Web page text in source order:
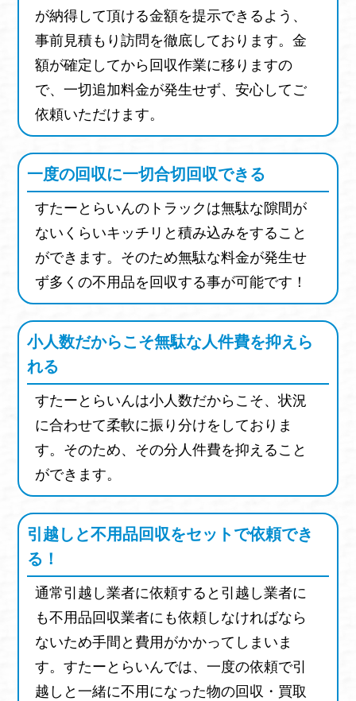
クリスタルケース OAラック
丸テーブル
コーナースツール デスクワゴン
アームレスチェア お祝いの花
観葉植物
機密文書 ゴンドラ
ガラスショーケース ショッピングカート
カゴ 棚式ワゴン 棚下照明 スリムネット
スタンド 販促用什器 ディスプレイラック
ワゴン ハンガー マネキン 台車 倉庫ラック
案内板 カタログスタンド
メニュースタンド ミラー フィッティング
回転什器 業務用冷蔵庫 製氷機 厨房機器
アイスケース
フラワーキーパー 券売機
コールドテーブル 対面ショーケース
ネタケース
冷蔵ショーケース ガスレンジ
吊戸棚 空気清浄機（除湿器・加湿器）
卓上ミシン
ドライヤー
介護ベッド 照明器具 蛍光灯 電気スタンド
座椅子
折り畳みベッド
パイプベッド
ロフトベッド 婚礼ダンス 衣装ケース
鏡台
キッチンワゴン スチールラック 座卓
ちゃぶ台 レンジ台 学習机 カーペット
が納得して頂ける金額を提示できるよう、
事前見積もり訪問を徹底しております。金
額が確定してから回収作業に移りますの
で、一切追加料金が発生せず、安心してご
依頼いただけます。
一度の回収に一切合切回収できる
すたーとらいんのトラックは無駄な隙間が
ないくらいキッチリと積み込みをすること
ができます。そのため無駄な料金が発生せ
ず多くの不用品を回収する事が可能です！
小人数だからこそ無駄な人件費を抑えら
れる
すたーとらいんは小人数だからこそ、状況
に合わせて柔軟に振り分けをしておりま
す。そのため、その分人件費を抑えること
ができます。
引越しと不用品回収をセットで依頼でき
る！
通常引越し業者に依頼すると引越し業者に
も不用品回収業者にも依頼しなければなら
ないため手間と費用がかかってしまいま
す。すたーとらいんでは、一度の依頼で引
越しと一緒に不用になった物の回収・買取